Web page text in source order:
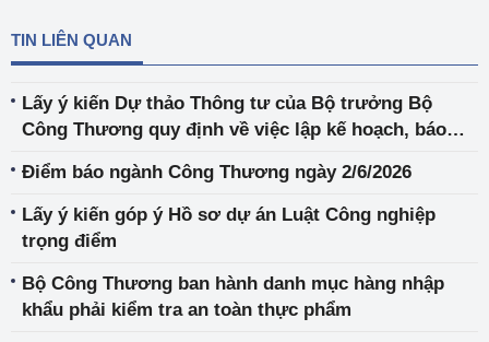
TIN LIÊN QUAN
Lấy ý kiến Dự thảo Thông tư của Bộ trưởng Bộ
Công Thương quy định về việc lập kế hoạch, báo
kiệm và hiệu quả; xây dựng mô hình quản lý năng
lượng và thực hiện kiểm toán năng lượng.
Điểm báo ngành Công Thương ngày 2/6/2026
Lấy ý kiến góp ý Hồ sơ dự án Luật Công nghiệp
trọng điểm
Bộ Công Thương ban hành danh mục hàng nhập
khẩu phải kiểm tra an toàn thực phẩm